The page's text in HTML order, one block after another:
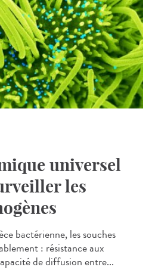
universel
les
bactérienne, les souches
: résistance aux
de diffusion entre...